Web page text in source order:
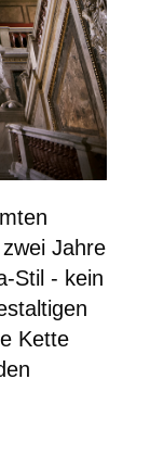
Jahre
Stil - kein
Kette